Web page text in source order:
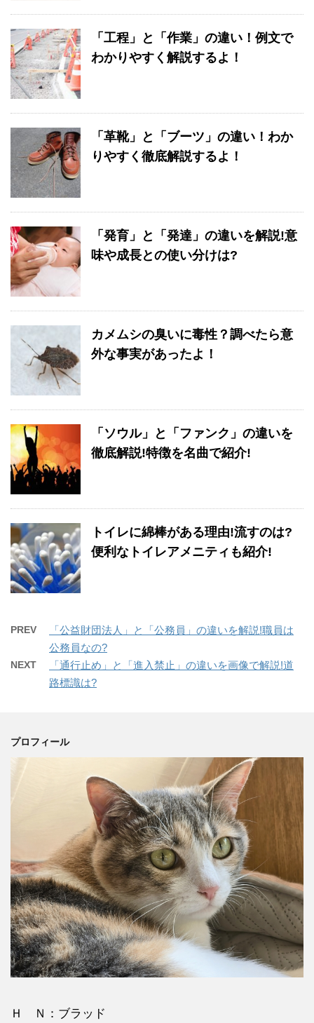
「工程」と「作業」の違い！例文で
わかりやすく解説するよ！
「革靴」と「ブーツ」の違い！わか
りやすく徹底解説するよ！
「発育」と「発達」の違いを解説!意
味や成長との使い分けは?
カメムシの臭いに毒性？調べたら意
外な事実があったよ！
「ソウル」と「ファンク」の違いを
徹底解説!特徴を名曲で紹介!
トイレに綿棒がある理由!流すのは?
便利なトイレアメニティも紹介!
PREV
「公益財団法人」と「公務員」の違いを解説!職員は
公務員なの?
NEXT
「通行止め」と「進入禁止」の違いを画像で解説!道
路標識は?
プロフィール
Ｈ Ｎ：ブラッド